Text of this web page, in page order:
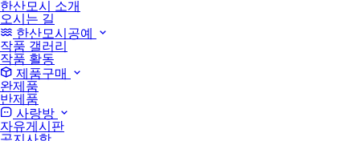
한산모시 소개
오시는 길
한산모시공예
작품 갤러리
작품 활동
제품구매
완제품
반제품
사랑방
자유게시판